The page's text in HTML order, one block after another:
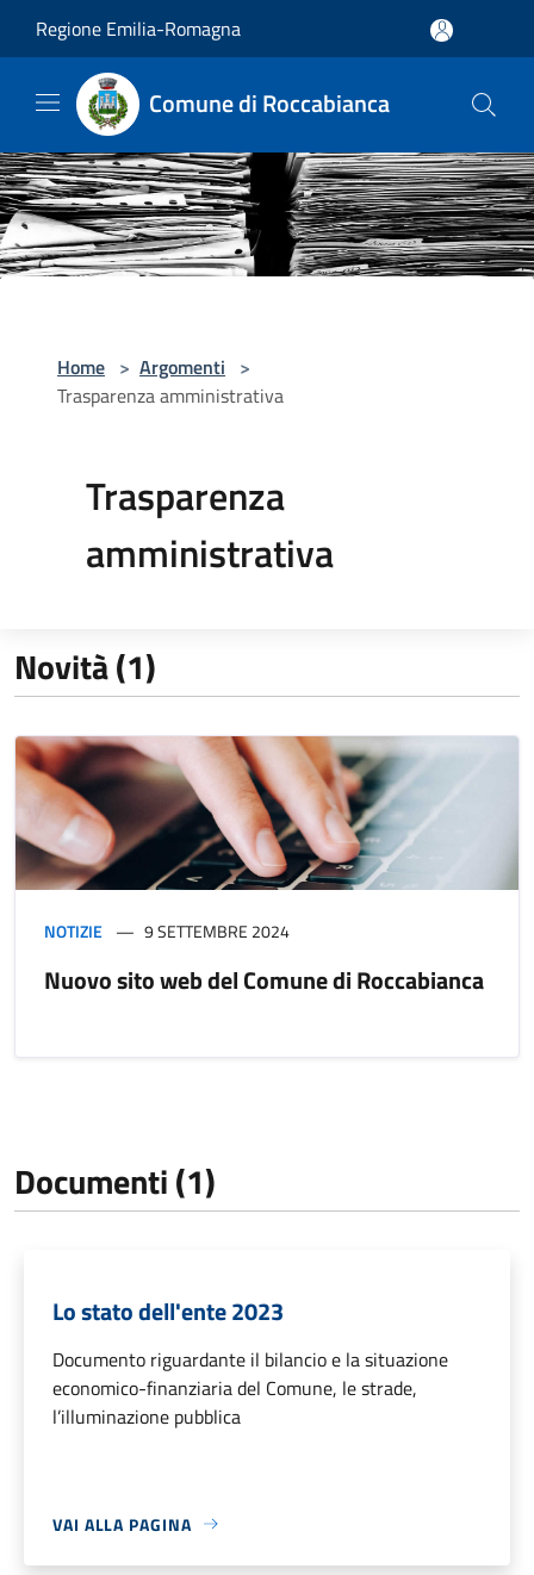
Regione Emilia-Romagna
Comune di Roccabianca
Home > Argomenti >
Trasparenza amministrativa
Trasparenza
amministrativa
Novità (1)
NOTIZIE 9 SETTEMBRE 2024
Nuovo sito web del Comune di Roccabianca
Documenti (1)
Lo stato dell'ente 2023
Documento riguardante il bilancio e la situazione
economico-finanziaria del Comune, le strade,
l’illuminazione pubblica
VAI ALLA PAGINA